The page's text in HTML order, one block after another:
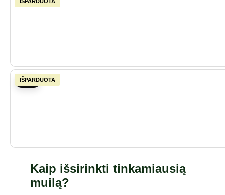
-20%
Kaip išsirinkti tinkamiausią
muilą?